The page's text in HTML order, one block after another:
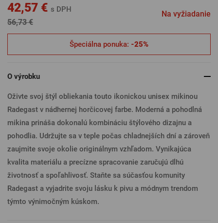
56,73 €
42,57 € s DPH Na vyžiadanie
Špeciálna ponuka: -25%
O výrobku
Oživte svoj štýl obliekania touto ikonickou unisex mikinou
Radegast v nádhernej horčicovej farbe. Moderná a pohodlná
mikina prináša dokonalú kombináciu štýlového dizajnu a
pohodlia. Udržujte sa v teple počas chladnejších dní a zároveň
zaujmite svoje okolie originálnym vzhľadom. Vynikajúca
kvalita materiálu a precízne spracovanie zaručujú dlhú
životnosť a spoľahlivosť. Staňte sa súčasťou komunity
Radegast a vyjadrite svoju lásku k pivu a módnym trendom
týmto výnimočným kúskom.